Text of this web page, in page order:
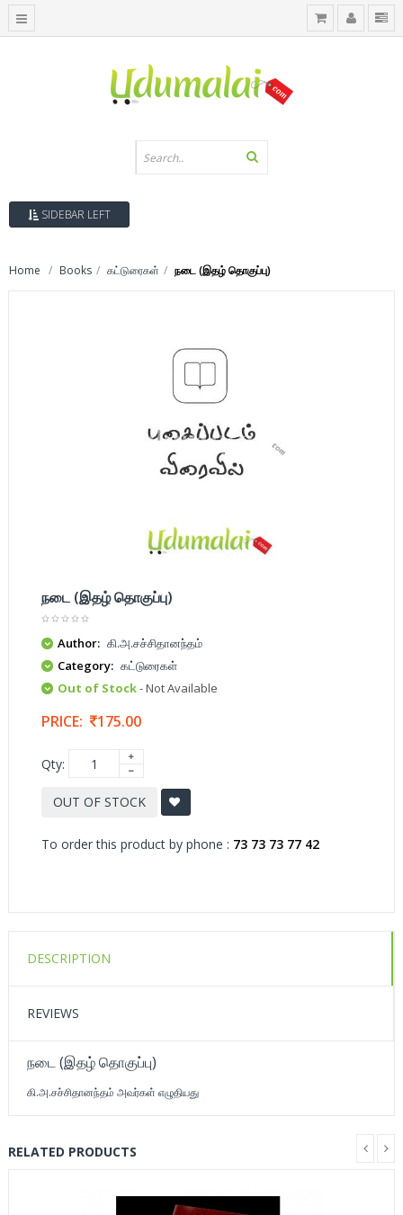
SIDEBAR LEFT
Home Books கட்டுரைகள் நடை (இதழ் தொகுப்பு)
நடை (இதழ் தொகுப்பு)
Author: கி.அ.சச்சிதானந்தம்
Category: கட்டுரைகள்
Out of Stock- Not Available
PRICE: 175.00
Qty:
OUT OF STOCK
To order this product by phone : 73 73 73 77 42
DESCRIPTION
REVIEWS
நடை (இதழ் தொகுப்பு)
கி.அ.சச்சிதானந்தம் அவர்கள் எழுதியது
RELATED PRODUCTS